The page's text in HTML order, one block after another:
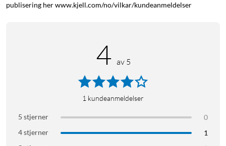
publisering her www.kjell.com/no/vilkar/kundeanmeldelser
4 av 5
1 kundeanmeldelser
5 stjerner
0
4 stjerner
1